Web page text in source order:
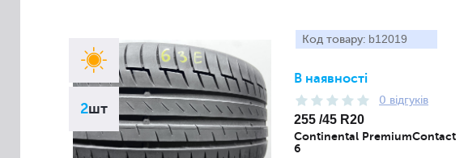
2шт
Код товару: b12019
В наявності
0 відгуків
255 /45 R20
Continental PremiumContact
6